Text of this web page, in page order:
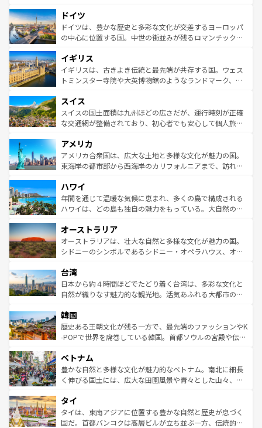
せる。地方によって風土や気候が異なるスペインはその個
性で訪れる人を魅了する。 なお、新着のスペイン情報は コ
ンテンツ一覧を参照してほしい。
で、幅広い魅力が詰まっている。華麗な宮殿、歴史的な大
聖堂、美しいビーチ、そして豊かな自然が、訪れる者を心
から魅了する。また、フランスは美食の国としても知ら
いる。シャンパンの発祥地であるランス、プロヴァンスの
香り高いラベンダー畑など、多彩な楽しみ方が可能だ。さ
らに、パリ以外の地域にも魅力が溢れており、どの街角に
れる地方に足を運ぶとそれぞれで全く異なる文化を体験で
きるだろう。 なお、新着のフランス情報はコンテンツ一覧
を参照してほしい。
ドイツ
ドイツは、豊かな歴史と多彩な文化が交差するヨーロッパ
の中心に位置する国。中世の街並みが残るロマンチック街
顔を持つこの国は、どこを歩いても飽きることがない。ベ
ルリンの文化的活気、バイエルン州のアルプスの絶景、そ
してライン川沿いのワイン畑といった風景は必見。ビール
は、お酒好きな人にはぜひ体験してほしい。 なお、新着の
ドイツ情報はコンテンツ一覧を参照してほしい。
イギリス
イギリスは、古きよき伝統と最先端が共存する国。ウェス
トミンスター寺院や大英博物館のようなランドマーク、歴
リアごとに異なる魅力がある。また、優雅なアフタヌーン
ティー、ビール好きにはたまらない英国パブ、サッカー観
戦など、本場だからこそできる体験も豊富。イギリスを旅
ンツ一覧を参照してほしい。
スイス
スイスの国土面積は九州ほどの広さだが、運行時刻が正確
な交通網が整備されており、初心者でも安心して個人旅行
の建物がそのまま残る町や、スイスならではのユニークな
博物館もあり、アルプス観光だけでなく町歩きも満喫する
ことができる。国民の所得が高いため物価も高いが、旅行
ば市内交通費無料で観光を楽しむこともできる。 なお、新
着のスイス情報はコンテンツ一覧 を参照してほしい。
アメリカ
アメリカ合衆国は、広大な土地と多様な文化が魅力の国。
東海岸の都市部から西海岸のカリフォルニアまで、訪れる
のような巨大都市は、観光、ショッピング、エンターテイ
ンメントが詰まった刺激的なスポットだ。一方、アメリカ
西部には大自然が広がり、グランドキャニオンやイエロー
部のニューオーリンズでは、音楽と美食が融合した独特の
文化が魅力。旅行者はアメリカの各地域で異なる魅力を楽
しみながら、その多様性と豊かな歴史を感じることができ
ならではの贅沢な旅のスタイルだ。 なお、新着のアメリカ
情報はコンテンツ一覧を参照してほしい。
ハワイ
年間を通じて温暖な気候に恵まれ、多くの島で構成される
ハワイは、どの島も独自の魅力をもっている。大自然の神
ワイ島は見逃せない。また、定番の観光地といえばオアフ
島だが、静かな自然を求めるならマウイ島やカウアイ島が
おすすめ。エメラルドグリーンに輝く海をはじめ、豊かな
れるおもてなしの心で訪れる人々を迎えてくれるハワイの
人々、おいしいローカルフードやハワイアンミュージッ
ク、伝統的なフラダンスなど、すべてがハワイの魅力を彩
ワイを、存分に味わってほしい。 なお、新着のハワイ情報
はコンテンツ一覧を参照してほしい。
オーストラリア
オーストラリアは、壮大な自然と多様な文化が魅力の国。
シドニーのシンボルであるシドニー・オペラハウス、オー
リアリーフや大陸中央部にそびえるウルル（エアーズロッ
ク）、タスマニアの美しい原生林やケアンズの熱帯雨林な
ど、見どころがたくさん。また、カフェやワイン、オージ
いる。アクティビティも充実しており、サーフィンやダイ
ビング、ハイキングなど、アウトドア好きにはたまらな
い。オーストラリアの多彩な魅力を存分に味わいつくそ
参照してほしい。
台湾
日本から約４時間ほどでたどり着く台湾は、多彩な文化と
自然が織りなす魅力的な観光地。活気あふれる大都市の台
ン）、静ひつな山岳地帯である台湾東部など、都市の喧騒
と山間の静けさが共存しており、訪れる人に新しい発見と
驚きをもたらしてくれる。また、奥深い台湾の食文化も魅
容にもいいと評判のスイーツなど、バラエティ豊かな料理
が味わえる。 なお、新着の台湾情報は コンテンツ一覧を参
照してほしい。
韓国
歴史ある王朝文化が残る一方で、最先端のファッションやK
-POPで世界を席巻している韓国。首都ソウルの宮殿や伝統
き、地方に足を延ばせば四季折々の自然美を楽しむことが
できる。そして、キムチや焼肉、絶品のストリートフード
まで、さまざまな韓国料理が待っている。夜には、韓国な
リティに包まれながら、韓国の多彩な魅力を心ゆくまで味
わってみてほしい。 なお、新着の韓国情報はコンテンツ一
覧を参照してほしい。
ベトナム
豊かな自然と多様な文化が魅力的なベトナム。南北に細長
く伸びる国土には、広大な田園風景や青々とした山々、世
急速な発展と共に伝統が息づく。ハノイの古い町並みやホ
ーチミン市のフランス統治時代の建物も、独特の雰囲気を
醸し出している。また、バラエティの豊かさとおいしさで
タイ
タイは、東南アジアに位置する豊かな自然と歴史が息づく
国だ。首都バンコクは高層ビルが立ち並ぶ一方、伝統的な